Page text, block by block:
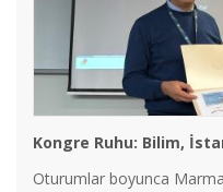
Kongre Ruhu: Bilim,
Oturumlar boyunca